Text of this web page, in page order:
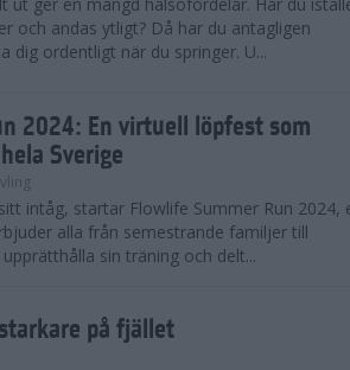
ger en mängd hälsofördelar. Har du
och andas ytligt? Då har du antagligen
dig ordentligt när du springer. U...
2024: En virtuell löpfest som
Sverige
intåg, startar Flowlife Summer Run 2024,
alla från semestrande familjer till
sin träning och delt...
på fjället